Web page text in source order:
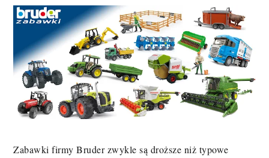
Zabawki firmy Bruder zwykle są droższe niż typowe